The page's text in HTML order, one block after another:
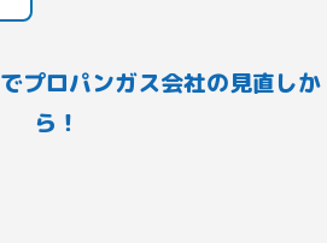
でプロパンガス会社の見直しか
ら！